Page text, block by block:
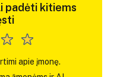
padėti kitiems
apie įmonę.